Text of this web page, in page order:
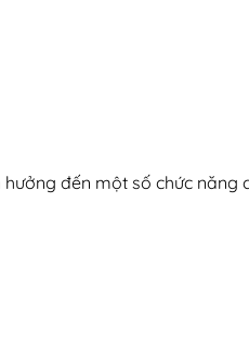
đến một số chức năng